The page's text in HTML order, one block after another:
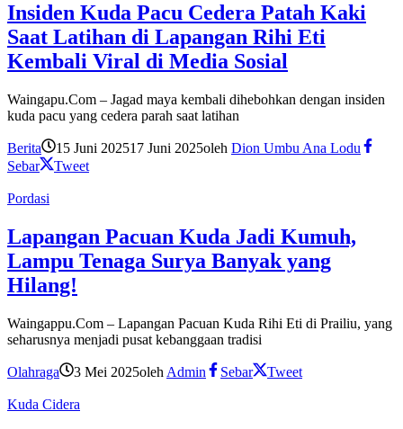
Insiden Kuda Pacu Cedera Patah Kaki
Saat Latihan di Lapangan Rihi Eti
Kembali Viral di Media Sosial
Waingapu.Com – Jagad maya kembali dihebohkan dengan insiden
kuda pacu yang cedera parah saat latihan
Berita 15 Juni 202517 Juni 2025oleh Dion Umbu Ana Lodu
Sebar
Tweet
Pordasi
Lapangan Pacuan Kuda Jadi Kumuh,
Lampu Tenaga Surya Banyak yang
Hilang!
Waingappu.Com – Lapangan Pacuan Kuda Rihi Eti di Prailiu, yang
seharusnya menjadi pusat kebanggaan tradisi
Olahraga 3 Mei 2025oleh Admin Sebar Tweet
Kuda Cidera